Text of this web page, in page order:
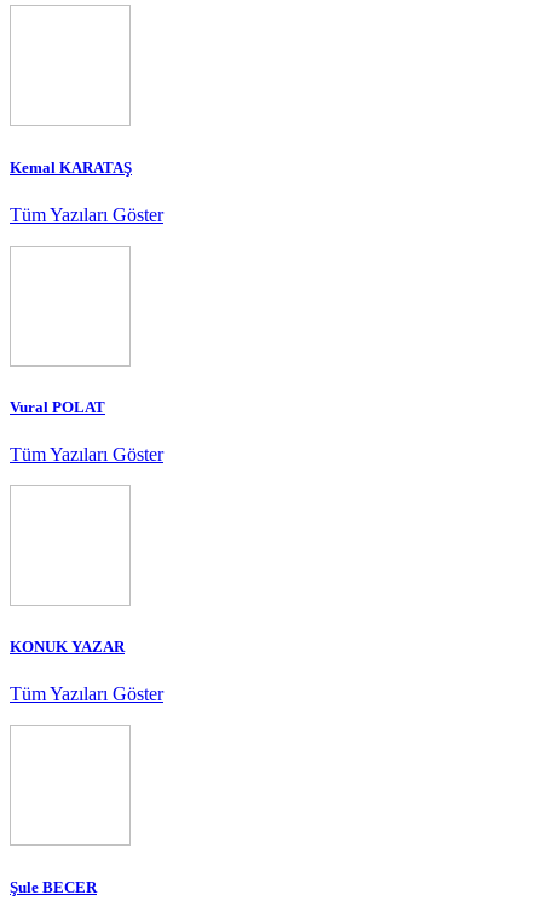
Kemal KARATAŞ
Tüm Yazıları Göster
Vural POLAT
Tüm Yazıları Göster
KONUK YAZAR
Tüm Yazıları Göster
Şule BECER